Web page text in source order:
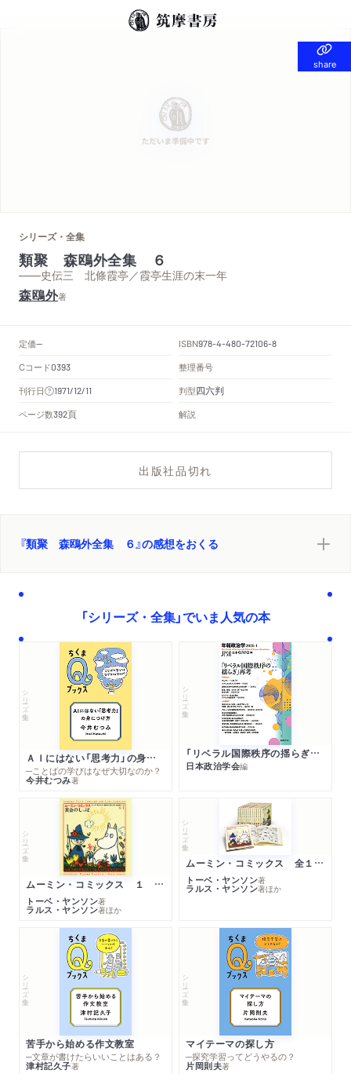
share
share
シリーズ・全集
類聚 森鴎外全集 ６
——史伝三 北條霞亭／霞亭生涯の末一年
森鴎外著
定価-- ISBN978-4-480-72106-8
Cコード0393
整理番号
刊行日
1971/12/11 判型四六判
ページ数392頁 解説
出版社品切れ
『類聚 森鴎外全集 ６』の感想をおくる
「シリーズ・全集」でいま人気の本
シリーズ・全集
ＡＩにはない「思考力」の身につけ方
─ことばの学びはなぜ大切なのか？
今井むつみ著
シリーズ・全集
「リベラル国際秩序の揺らぎ」再考 年報政治学２０２６‐Ⅰ
日本政治学会編
シリーズ・全集
ムーミン・コミックス １ 黄金のしっぽ
トーベ・ヤンソン著
ラルス・ヤンソン著ほか
シリーズ・全集
ムーミン・コミックス 全１４巻セット
トーベ・ヤンソン著
ラルス・ヤンソン著ほか
シリーズ・全集
苦手から始める作文教室
─文章が書けたらいいことはある？
津村記久子著
シリーズ・全集
マイテーマの探し方
─探究学習ってどうやるの？
片岡則夫著